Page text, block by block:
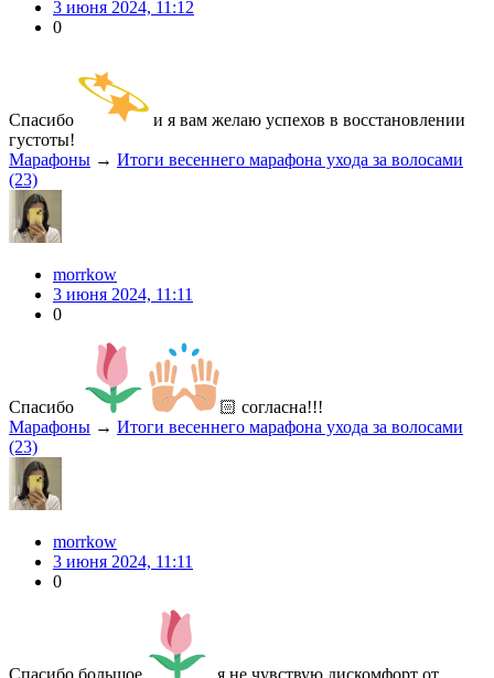
3 июня 2024, 11:12
0
Спасибо
и я вам желаю успехов в восстановлении
густоты!
Марафоны → Итоги весеннего марафона ухода за волосами
(23)
morrkow
3 июня 2024, 11:11
0
Спасибо
🏻 согласна!!!
Марафоны → Итоги весеннего марафона ухода за волосами
(23)
morrkow
3 июня 2024, 11:11
0
Спасибо большое
я не чувствую дискомфорт от